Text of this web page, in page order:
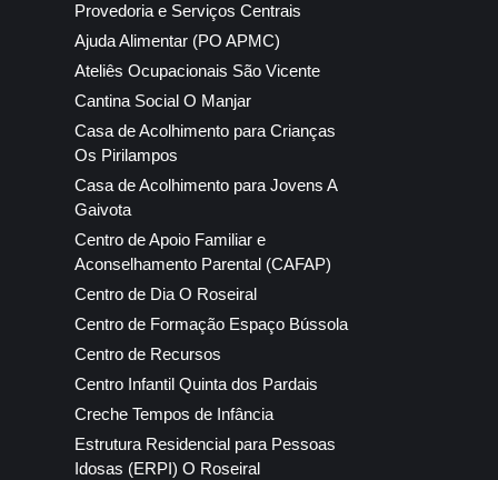
Provedoria e Serviços Centrais
Ajuda Alimentar (PO APMC)
Ateliês Ocupacionais São Vicente
Cantina Social O Manjar
Casa de Acolhimento para Crianças
Os Pirilampos
Casa de Acolhimento para Jovens A
Gaivota
Centro de Apoio Familiar e
Aconselhamento Parental (CAFAP)
Centro de Dia O Roseiral
Centro de Formação Espaço Bússola
Centro de Recursos
Centro Infantil Quinta dos Pardais
Creche Tempos de Infância
Estrutura Residencial para Pessoas
Idosas (ERPI) O Roseiral